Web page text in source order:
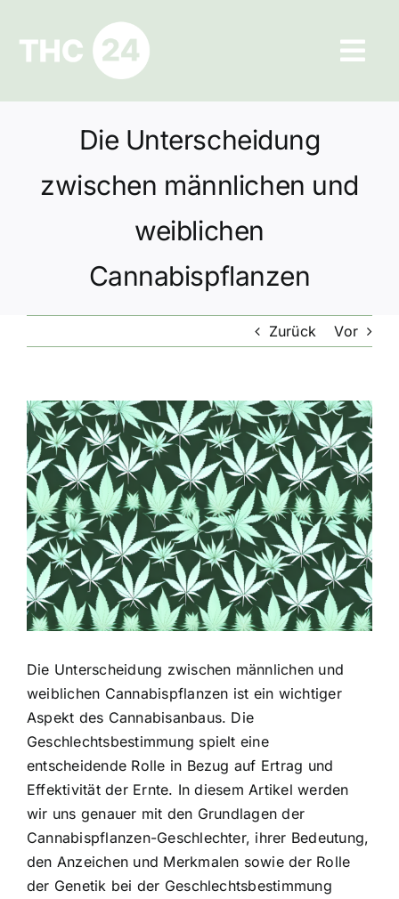
springen
Ratgeber
Impressum
Die Unterscheidung
zwischen männlichen und
weiblichen
Cannabispflanzen
Zurück Vor
Zeige
grösseres
Bild
Die Unterscheidung zwischen männlichen und
weiblichen Cannabispflanzen ist ein wichtiger
Aspekt des Cannabisanbaus. Die
Geschlechtsbestimmung spielt eine
entscheidende Rolle in Bezug auf Ertrag und
Effektivität der Ernte. In diesem Artikel werden
wir uns genauer mit den Grundlagen der
Cannabispflanzen-Geschlechter, ihrer Bedeutung,
den Anzeichen und Merkmalen sowie der Rolle
der Genetik bei der Geschlechtsbestimmung